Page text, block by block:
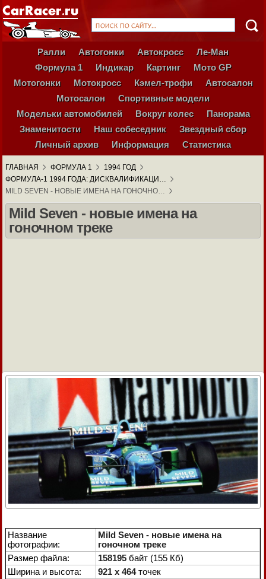
Ралли Автогонки Автокросс
Ле-Ман
Формула 1
Индикар Картинг
Мото GP
Мотогонки
Мотокросс Кэмел-трофи
Автосалон
Мотосалон
Спортивные модели
Модельки автомобилей
Вокруг колес
Панорама
Знаменитости
Наш собеседник
Звездный сбор
Личный архив
Информация Статистика
ГЛАВНАЯ ФОРМУЛА 1
1994 ГОД
ФОРМУЛА-1 1994 ГОДА: ДИСКВАЛИФИКАЦИ…
MILD SEVEN - НОВЫЕ ИМЕНА НА ГОНОЧНО…
Mild Seven - новые имена на
гоночном треке
Название
фотографии:
Mild Seven - новые имена на
гоночном треке
Размер файла:
158195 байт (155 Кб)
Ширина и высота:
921 x 464точек